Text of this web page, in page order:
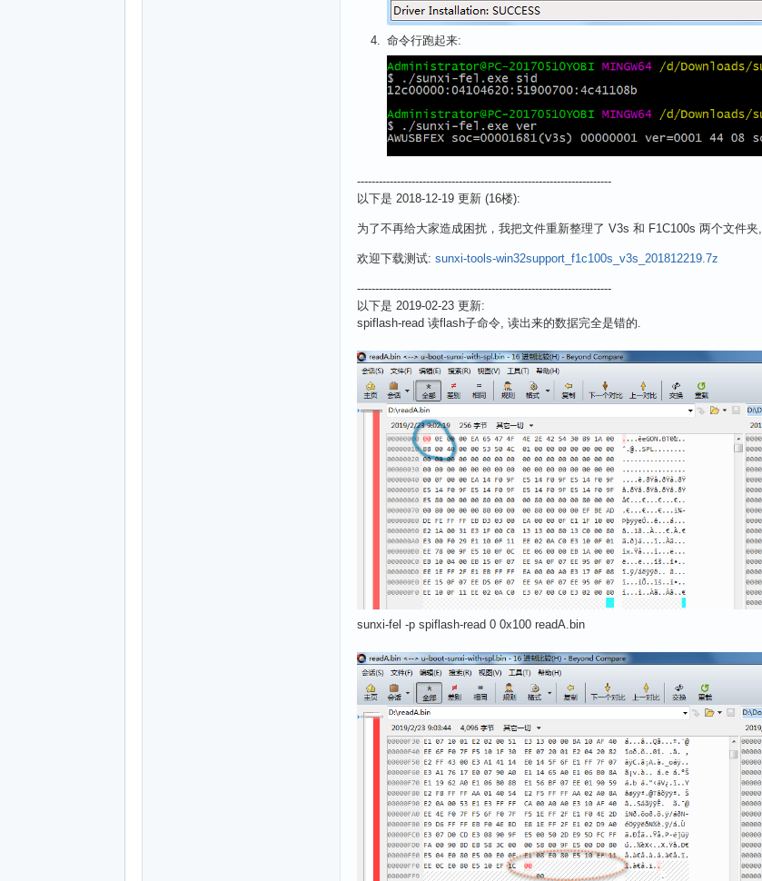
命令行跑起来:
----------------------------------------------------------------------
以下是 2018-12-19 更新 (16楼):
为了不再给大家造成困扰，我把文件重新整理了 V3s 和 F1C100s 两个文件夹,
欢迎下载测试: sunxi-tools-win32support_f1c100s_v3s_201812219.7z
----------------------------------------------------------------------
以下是 2019-02-23 更新:
spiflash-read 读flash子命令, 读出来的数据完全是错的.
sunxi-fel -p spiflash-read 0 0x100 readA.bin